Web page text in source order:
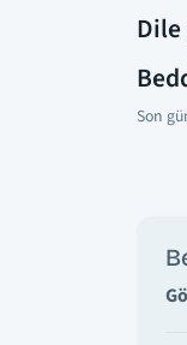
Dile
Son